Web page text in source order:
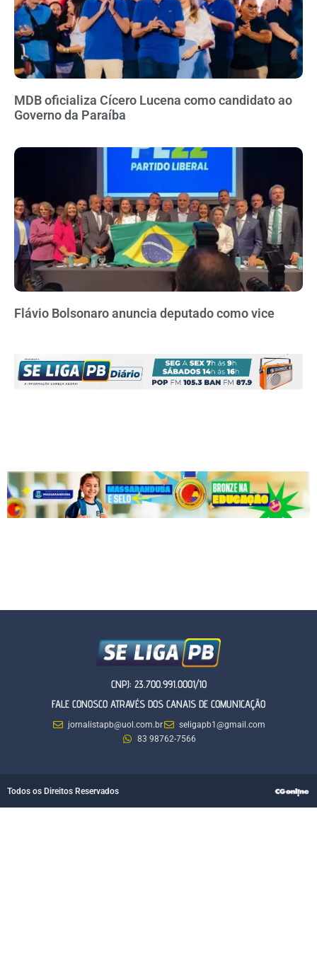
MDB oficializa Cícero Lucena como candidato ao
Governo da Paraíba
Flávio Bolsonaro anuncia deputado como vice
CNPJ: 23.700.991.0001/10
FALE CONOSCO ATRAVÉS DOS CANAIS DE COMUNICAÇÃO
jornalistapb@uol.com.br
seligapb1@gmail.com
83 98762-7566
Todos os Direitos Reservados